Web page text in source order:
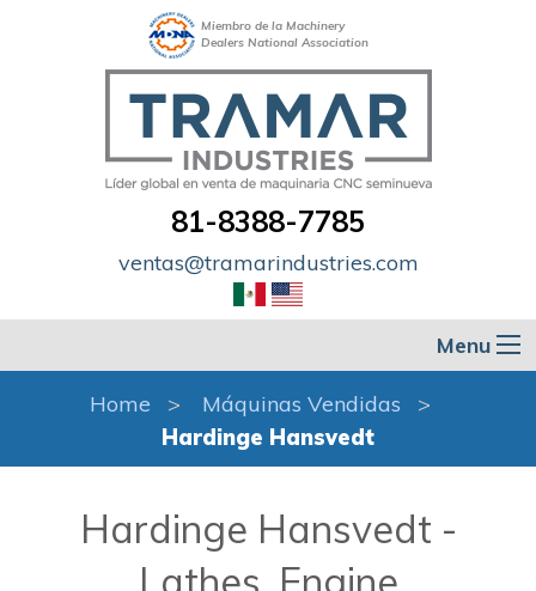
Miembro de la Machinery
Dealers National Association
81-8388-7785
ventas@tramarindustries.com
Menu
Home
Máquinas Vendidas
Hardinge Hansvedt
Hardinge Hansvedt -
Lathes, Engine